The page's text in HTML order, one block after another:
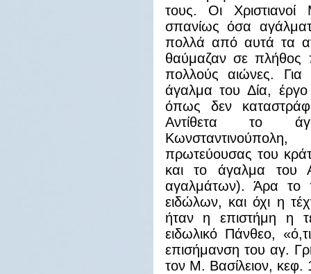
τους. Οι
σπανίως όσα
πολλά από αυτά τα
θαύμαζαν σε πλήθος
πολλούς αιώνες. Για
άγαλμα του Δία,
όπως δεν
Αντίθετα το
πρωτεύουσας του
και το άγαλμα του
αγαλμάτων). Άρα το
ειδώλων, και όχι η
ήταν η επιστήμη η
ειδωλικό Πάνθεο,
επισήμανση του αγ.
τον Μ. Βασίλειον, κεφ.